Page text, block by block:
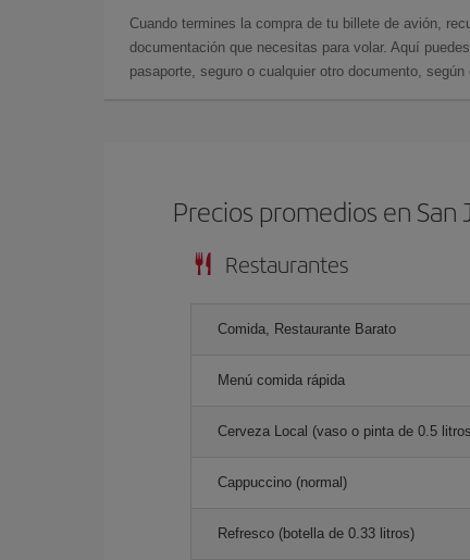
Cuando termines la compra de tu billete de avión,
documentación que necesitas para volar. Aquí
pasaporte, seguro o cualquier otro documento,
Precios promedios en San
Restaurantes
Comida, Restaurante Barato
Menú comida rápida
Cerveza Local (vaso o pinta de 0.5
Cappuccino (normal)
Refresco (botella de 0.33 litros)